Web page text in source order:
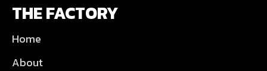
THE FACTORY
Home
About